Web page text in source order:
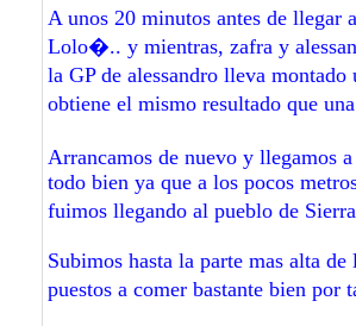
A unos 20 minutos antes de llegar
Lolo�.. y mientras, zafra y
la GP de alessandro lleva
obtiene el mismo resultado que
Arrancamos de nuevo y llegamos
todo bien ya que a los pocos
fuimos llegando al pueblo de
Subimos hasta la parte mas alta
puestos a comer bastante bien